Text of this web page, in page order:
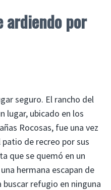
ardiendo por
seguro. El rancho del
lugar, ubicado en los
Rocosas, fue una vez
de recreo por sus
que se quemó en un
hermana escapan de
buscar refugio en ninguna